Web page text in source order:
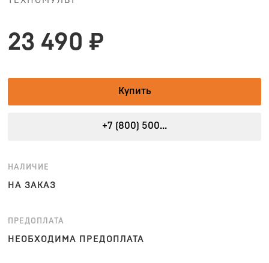
23 490 ₽
Купить
+7 (800) 500...
НАЛИЧИЕ
НА ЗАКАЗ
ПРЕДОПЛАТА
НЕОБХОДИМА ПРЕДОПЛАТА